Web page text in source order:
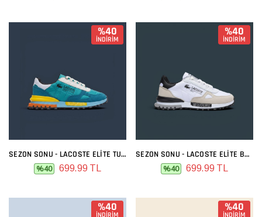
%40
İNDİRİM
SEZON SONU - LACOSTE ELITE TURKUAZ
%40 699.99 TL
%40
İNDİRİM
SEZON SONU - LACOSTE ELITE BEYAZ SIYAH
%40 699.99 TL
%40
İNDİRİM
%40
İNDİRİM